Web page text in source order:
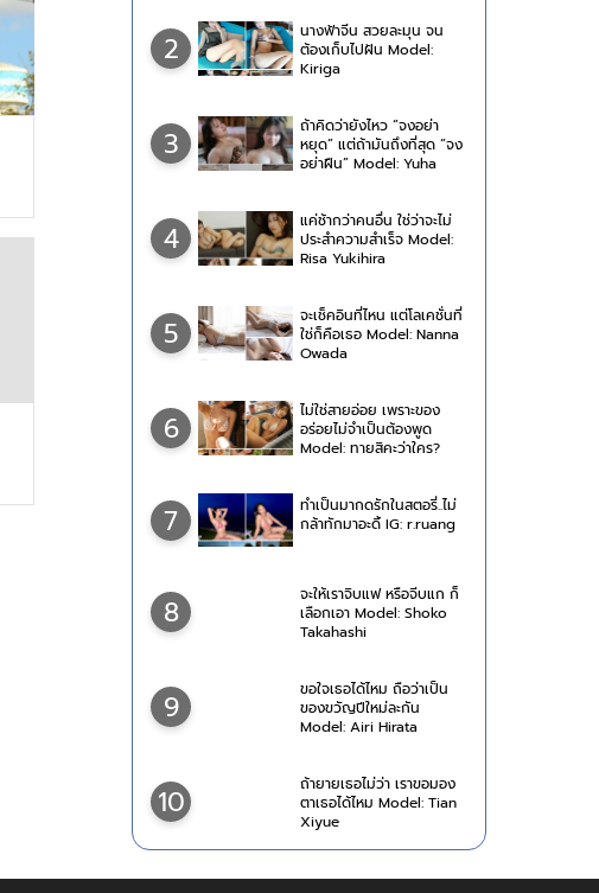
2
นางฟ้าจีน สวยละมุน จน
ต้องเก็บไปฝัน Model:
Kiriga
3
ถ้าคิดว่ายังไหว “จงอย่า
หยุด” แต่ถ้ามันถึงที่สุด “จง
อย่าฝืน” Model: Yuha
4
แค่ช้ากว่าคนอื่น ใช่ว่าจะไม่
ประสำความสำเร็จ Model:
Risa Yukihira
5
จะเช็คอินที่ไหน แต่โลเคชั่นที่
ใช่ก็คือเธอ Model: Nanna
Owada
6
ไม่ใช่สายอ่อย เพราะของ
อร่อยไม่จำเป็นต้องพูด
Model: ทายสิคะว่าใคร?
7
ทำเป็นมากดรักในสตอรี่..ไม่
กล้าทักมาอะดิ้ IG: r.ruang
8
จะให้เราจิบแฟ หรือจีบแก ก็
เลือกเอา Model: Shoko
Takahashi
9
ขอใจเธอได้ไหม ถือว่าเป็น
ของขวัญปีใหม่ละกัน
Model: Airi Hirata
10
ถ้ายายเธอไม่ว่า เราขอมอง
ตาเธอได้ไหม Model: Tian
Xiyue